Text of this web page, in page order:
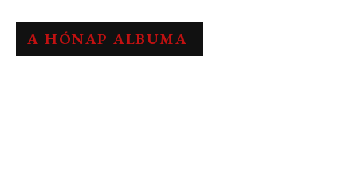
A HÓNAP ALBUMA